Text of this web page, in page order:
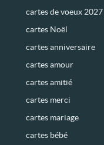
cartes de voeux 2027
cartes Noël
cartes anniversaire
cartes amour
cartes amitié
cartes merci
cartes mariage
cartes bébé